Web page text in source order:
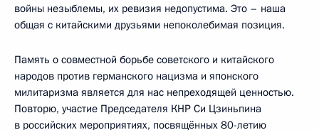
войны незыблемы, их ревизия недопустима. Это – наша
общая с китайскими друзьями непоколебимая позиция.
Память о совместной борьбе советского и китайского
народов против германского нацизма и японского
милитаризма является для нас непреходящей ценностью.
Повторю, участие Председателя КНР Си Цзиньпина
в российских мероприятиях, посвящённых 80-летию